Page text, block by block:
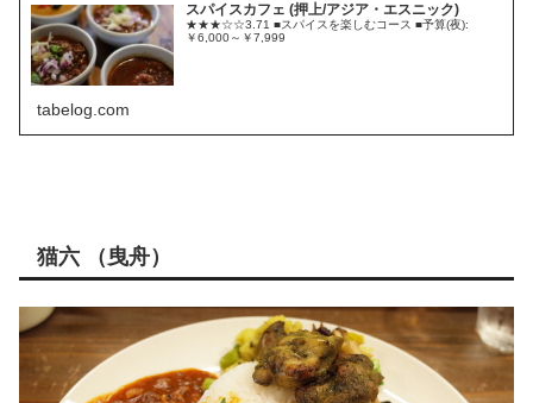
スパイスカフェ (押上/アジア・エスニック)
★★★☆☆3.71 ■スパイスを楽しむコース ■予算(夜):
￥6,000～￥7,999
tabelog.com
猫六 （曳舟）